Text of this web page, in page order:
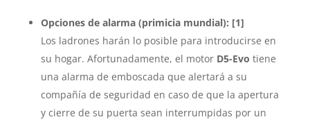
Opciones de alarma (primicia mundial): [1]
Los ladrones harán lo posible para introducirse en
su hogar. Afortunadamente, el motor D5-Evo tiene
una alarma de emboscada que alertará a su
compañía de seguridad en caso de que la apertura
y cierre de su puerta sean interrumpidas por un